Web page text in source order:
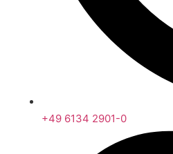
+49 6134 2901-0